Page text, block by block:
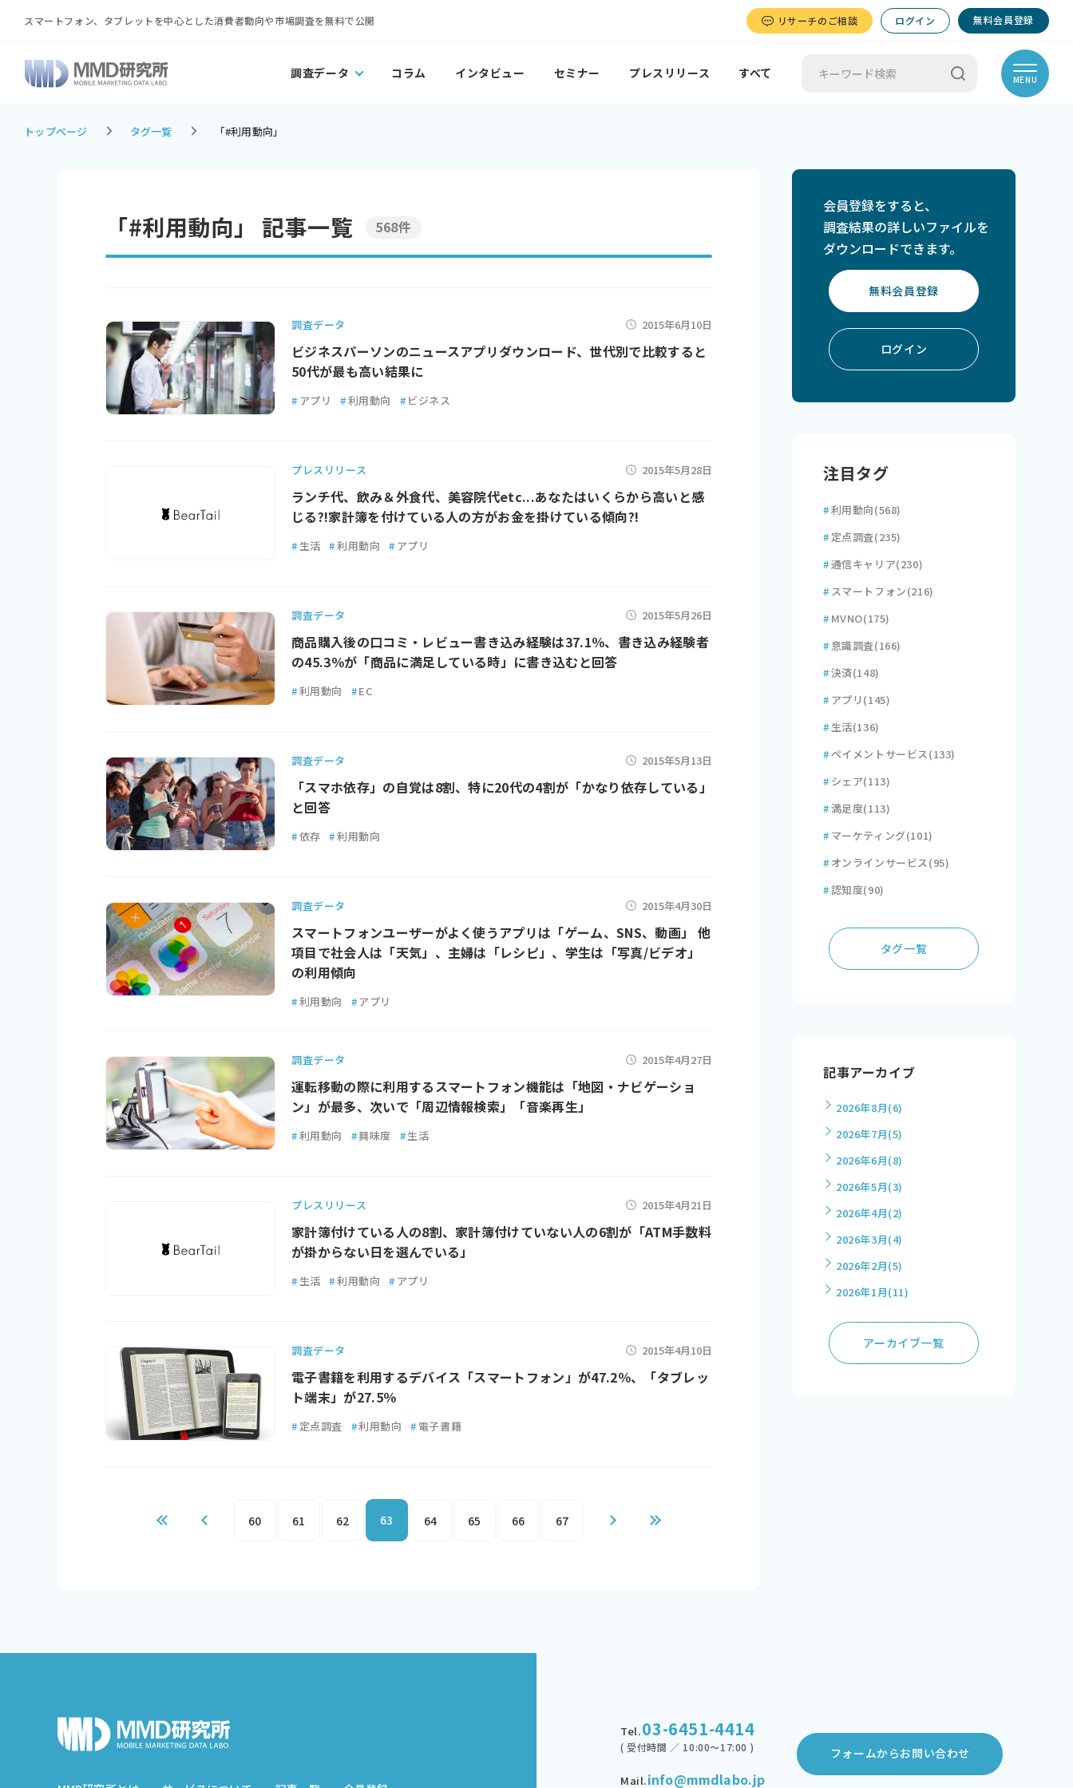
スマートフォン、タブレットを中心とした消費者動向や市場調査を無料で公開 リサーチのご相談 ログイン 無料会員登録
調査データ コラム インタビュー セミナー プレスリリース すべて MENU
トップページ タグ一覧 「#利用動向」
「#利用動向」 記事一覧 568件
調査データ 2015年6月10日
ビジネスパーソンのニュースアプリダウンロード、世代別で比較すると
50代が最も高い結果に
# アプリ #利用動向 # ビジネス
プレスリリース 2015年5月28日
ランチ代、飲み＆外食代、美容院代etc...あなたはいくらから高いと感
じる?!家計簿を付けている人の方がお金を掛けている傾向?!
# 生活 #利用動向 # アプリ
調査データ 2015年5月26日
商品購入後の口コミ・レビュー書き込み経験は37.1％、書き込み経験者
の45.3％が「商品に満足している時」に書き込むと回答
#利用動向 #EC
調査データ 2015年5月13日
「スマホ依存」の自覚は8割、特に20代の4割が「かなり依存している」
と回答
#依存 #利用動向
調査データ 2015年4月30日
スマートフォンユーザーがよく使うアプリは「ゲーム、SNS、動画」 他
項目で社会人は「天気」、主婦は「レシピ」、学生は「写真/ビデオ」
の利用傾向
#利用動向 #アプリ
調査データ 2015年4月27日
運転移動の際に利用するスマートフォン機能は「地図・ナビゲーショ
ン」が最多、次いで「周辺情報検索」「音楽再生」
#利用動向 #興味度 #生活
プレスリリース 2015年4月21日
家計簿付けている人の8割、家計簿付けていない人の6割が「ATM手数料
が掛からない日を選んでいる」
# 生活 #利用動向 # アプリ
調査データ 2015年4月10日
電子書籍を利用するデバイス「スマートフォン」が47.2％、「タブレッ
ト端末」が27.5％
# 定点調査 #利用動向 # 電子書籍
60 61 62 63 64 65 66 67
会員登録をすると、
調査結果の詳しいファイルを
ダウンロードできます。
無料会員登録
ログイン
注目タグ
#利用動向(568)
# 定点調査(235)
#通信キャリア(230)
# スマートフォン(216)
# MVNO(175)
# 意識調査(166)
#決済(148)
# アプリ(145)
# 生活(136)
#ペイメントサービス(133)
# シェア(113)
#満足度(113)
# マーケティング(101)
# オンラインサービス(95)
#認知度(90)
タグ一覧
記事アーカイブ
2026年8月(6)
2026年7月(5)
2026年6月(8)
2026年5月(3)
2026年4月(2)
2026年3月(4)
2026年2月(5)
2026年1月(11)
アーカイブ一覧
Tel.03-6451-4414
( 受付時間 ／ 10:00～17:00 )
Mail.info@mmdlabo.jp
フォームからお問い合わせ